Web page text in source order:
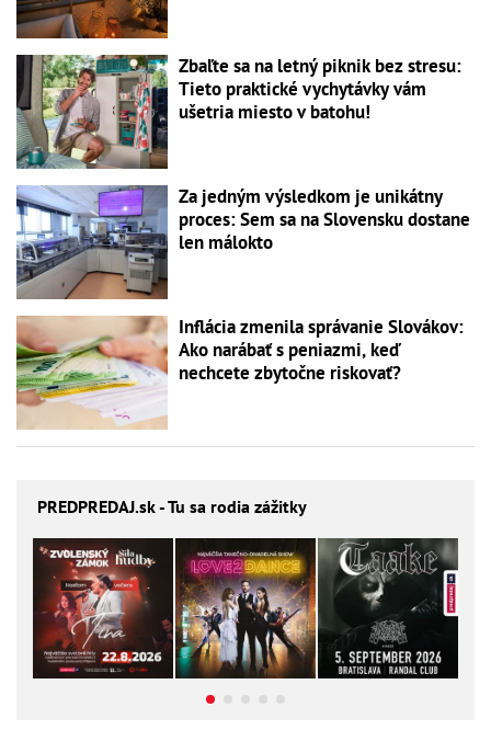
Zbaľte sa na letný piknik bez stresu:
Tieto praktické vychytávky vám
ušetria miesto v batohu!
Za jedným výsledkom je unikátny
proces: Sem sa na Slovensku dostane
len málokto
Inflácia zmenila správanie Slovákov:
Ako narábať s peniazmi, keď
nechcete zbytočne riskovať?
PREDPREDAJ.sk - Tu sa rodia zážitky